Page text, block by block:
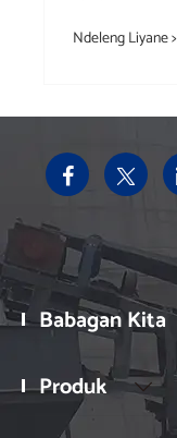
Babagan Kita
Produk 